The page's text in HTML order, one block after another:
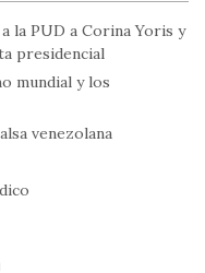
la PUD a Corina Yoris y
presidencial
mundial y los
venezolana